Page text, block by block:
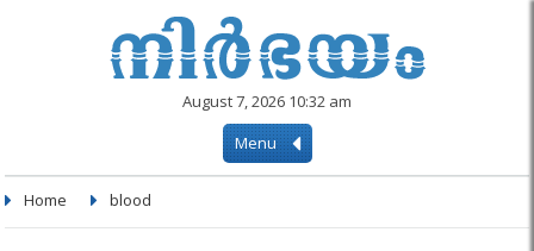
August 7, 2026 10:32 am
Menu
Home blood